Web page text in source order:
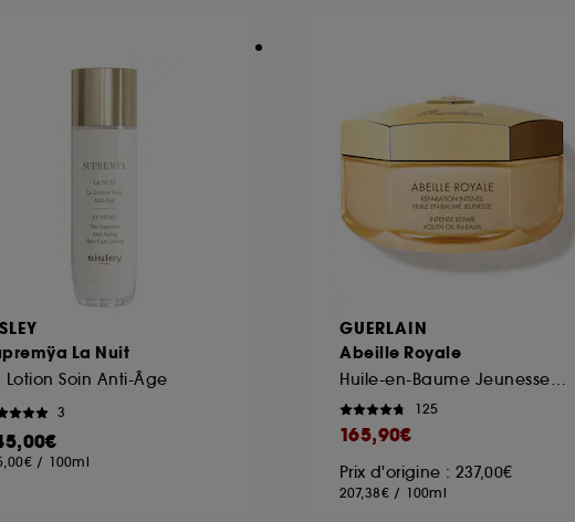
La Nuit
Lotion Soin Anti-Âge
3
/ 100ml
GUERLAIN
Abeille Royale
125
165,90€
Prix d'origine : 237,00€
207,38€ / 100ml